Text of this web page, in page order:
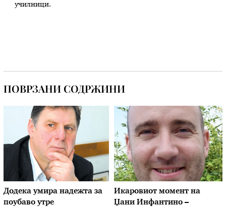
училници.
ПОВРЗАНИ СОДРЖИНИ
Додека умира надежта за
поубаво утре
Икаровиот момент на
Џани Инфантино –